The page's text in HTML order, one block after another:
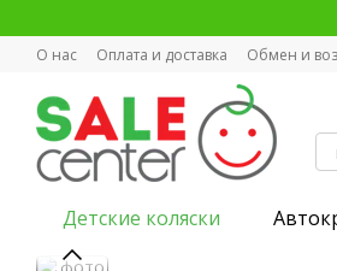
О нас Оплата и доставка Обмен и
Детские коляски